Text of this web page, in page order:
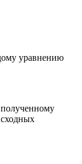
уравнению
полученному